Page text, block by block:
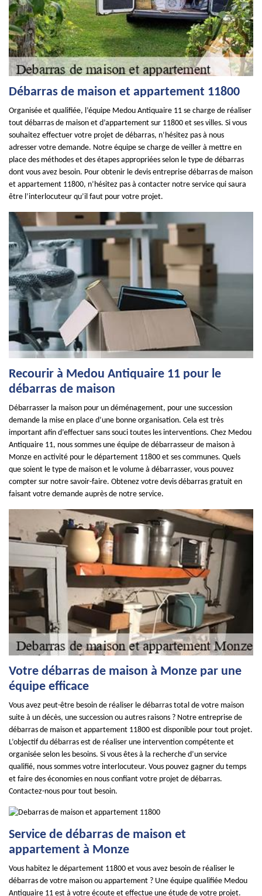
Débarras de maison et appartement 11800
Organisée et qualifiée, l’équipe Medou Antiquaire 11 se charge de réaliser
tout débarras de maison et d’appartement sur 11800 et ses villes. Si vous
souhaitez effectuer votre projet de débarras, n’hésitez pas à nous
adresser votre demande. Notre équipe se charge de veiller à mettre en
place des méthodes et des étapes appropriées selon le type de débarras
dont vous avez besoin. Pour obtenir le devis entreprise débarras de maison
et appartement 11800, n’hésitez pas à contacter notre service qui saura
être l’interlocuteur qu’il faut pour votre projet.
Recourir à Medou Antiquaire 11 pour le
débarras de maison
Débarrasser la maison pour un déménagement, pour une succession
demande la mise en place d’une bonne organisation. Cela est très
important afin d’effectuer sans souci toutes les interventions. Chez Medou
Antiquaire 11, nous sommes une équipe de débarrasseur de maison à
Monze en activité pour le département 11800 et ses communes. Quels
que soient le type de maison et le volume à débarrasser, vous pouvez
compter sur notre savoir-faire. Obtenez votre devis débarras gratuit en
faisant votre demande auprès de notre service.
Votre débarras de maison à Monze par une
équipe efficace
Vous avez peut-être besoin de réaliser le débarras total de votre maison
suite à un décès, une succession ou autres raisons ? Notre entreprise de
débarras de maison et appartement 11800 est disponible pour tout projet.
L’objectif du débarras est de réaliser une intervention compétente et
organisée selon les besoins. Si vous êtes à la recherche d’un service
qualifié, nous sommes votre interlocuteur. Vous pouvez gagner du temps
et faire des économies en nous confiant votre projet de débarras.
Contactez-nous pour tout besoin.
Service de débarras de maison et
appartement à Monze
Vous habitez le département 11800 et vous avez besoin de réaliser le
débarras de votre maison ou appartement ? Une équipe qualifiée Medou
Antiquaire 11 est à votre écoute et effectue une étude de votre projet.